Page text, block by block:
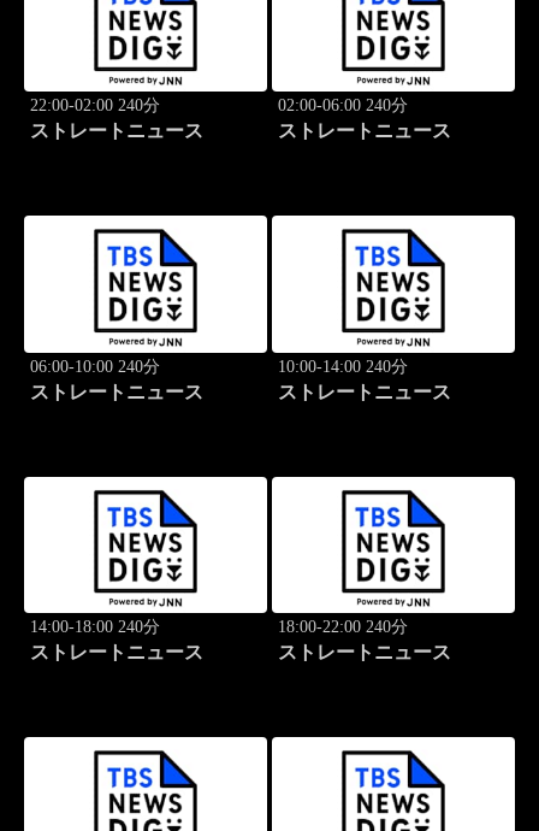
22:00-02:00 240分
ストレートニュース
02:00-06:00 240分
ストレートニュース
06:00-10:00 240分
ストレートニュース
10:00-14:00 240分
ストレートニュース
14:00-18:00 240分
ストレートニュース
18:00-22:00 240分
ストレートニュース